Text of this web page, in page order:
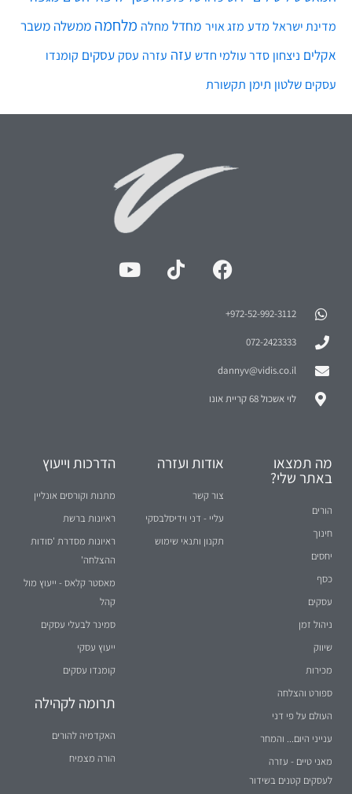
מדינת ישראל מדע מזג אויר מחדל מחלה מלחמה ממשלה משבר
אקלים ניצחון סדר עולמי חדש עזה עזרה עסק עסקים קומנדו
עסקים שלטון תימן תקשורת
972-52-992-3112⁩+
072-2423333
dannyv@vidis.co.il
לוי אשכול 68 קריית אונו
מה תמצאו
באתר שלי?
הורים
חינוך
יחסים
כסף
עסקים
ניהול זמן
שיווק
מכירות
ספורט והצלחה
העולם על פי דני
ענייני היום... והמחר
מאני טיים - עזרה
לעסקים קטנים בשידור
אודות ועזרה
צור קשר
עליי - דני וידיסלבסקי
תקנון ותנאי שימוש
הדרכות וייעוץ
מתנות וקורסים אונליין
ראיונות ברשת
ראיונות מסדרת 'סודות
ההצלחה'
מאסטר קלאס - ייעוץ מול
קהל
סמינר לבעלי עסקים
ייעוץ עסקי
קומנדו עסקים
תרומה לקהילה
האקדמיה להורים
הורה מצמיח